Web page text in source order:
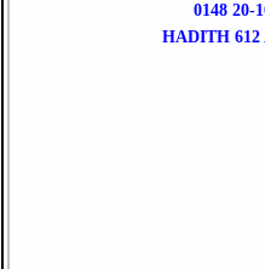
0148 20-
HADITH 612